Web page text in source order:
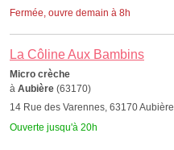
Fermée, ouvre demain à 8h
La Côline Aux Bambins
Micro crèche
à Aubière (63170)
14 Rue des Varennes, 63170 Aubière
Ouverte jusqu'à 20h